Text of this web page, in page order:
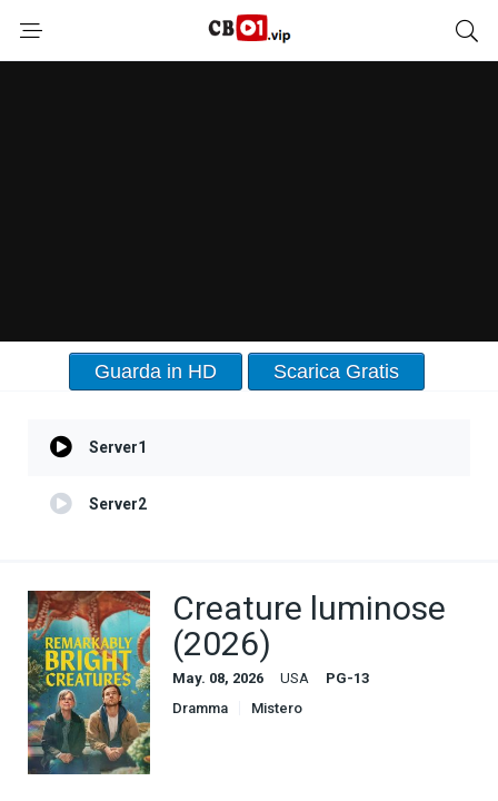
Guarda in HD Scarica Gratis
Server1
Server2
Creature luminose
(2026)
May. 08, 2026 USA
PG-13
Dramma
Mistero